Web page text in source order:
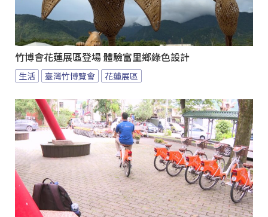
竹博會花蓮展區登場 體驗富里鄉綠色設計
生活 臺灣竹博覽會 花蓮展區